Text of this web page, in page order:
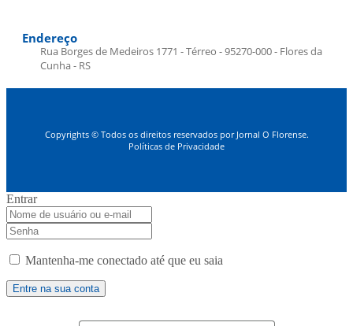
Endereço
Rua Borges de Medeiros 1771 - Térreo - 95270-000 - Flores da
Cunha - RS
Copyrights © Todos os direitos reservados por Jornal O Florense.
Políticas de Privacidade
Entrar
Mantenha-me conectado até que eu saia